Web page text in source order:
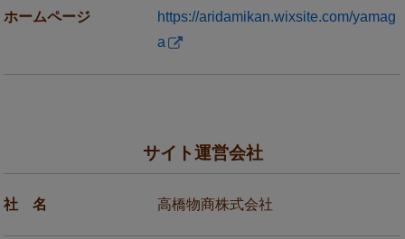
ホームページ
https://aridamikan.wixsite.com/yamag
a
サイト運営会社
社 名 高橋物商株式会社